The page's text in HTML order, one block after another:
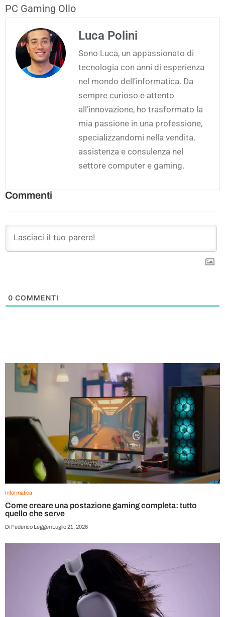
PC Gaming Ollo
Luca Polini
Sono Luca, un appassionato di
tecnologia con anni di esperienza
nel mondo dell’informatica. Da
sempre curioso e attento
all’innovazione, ho trasformato la
mia passione in una professione,
specializzandomi nella vendita,
assistenza e consulenza nel
settore computer e gaming.
Commenti
0 COMMENTI
Informatica
Come creare una postazione gaming completa: tutto
quello che serve
Di Federico LeggeriLuglio 21, 2026